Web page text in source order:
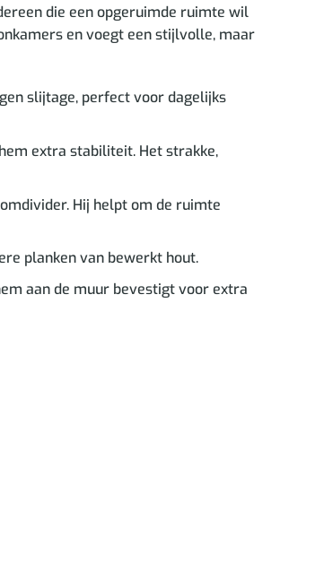
die een opgeruimde ruimte wil
en voegt een stijlvolle, maar
slijtage, perfect voor dagelijks
extra stabiliteit. Het strakke,
Hij helpt om de ruimte
planken van bewerkt hout.
aan de muur bevestigt voor extra